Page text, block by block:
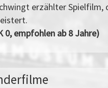
erzählter Spielfilm,
0, empfohlen ab 8 Jahre)